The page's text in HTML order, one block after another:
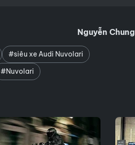
Nguyễn Chung
#siêu xe Audi Nuvolari
#Nuvolari